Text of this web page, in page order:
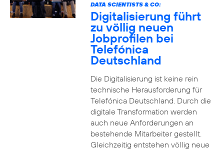
DATA SCIENTISTS & CO:
Digitalisierung führt
zu völlig neuen
Jobprofilen bei
Telefónica
Deutschland
Die Digitalisierung ist keine rein
technische Herausforderung für
Telefónica Deutschland. Durch die
digitale Transformation werden
auch neue Anforderungen an
bestehende Mitarbeiter gestellt.
Gleichzeitig entstehen völlig neue